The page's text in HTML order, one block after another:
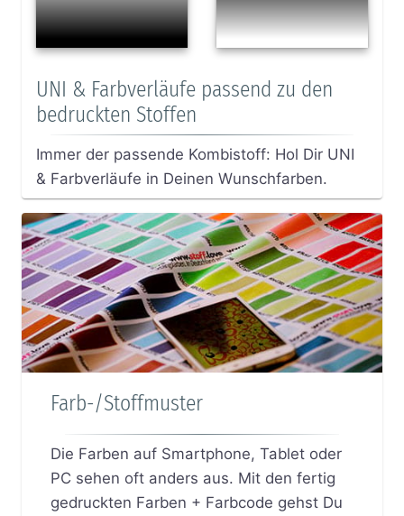
UNI & Farbverläufe passend zu den
bedruckten Stoffen
Immer der passende Kombistoff: Hol Dir UNI
& Farbverläufe in Deinen Wunschfarben.
Farb-/Stoffmuster
Die Farben auf Smartphone, Tablet oder
PC sehen oft anders aus. Mit den fertig
gedruckten Farben + Farbcode gehst Du